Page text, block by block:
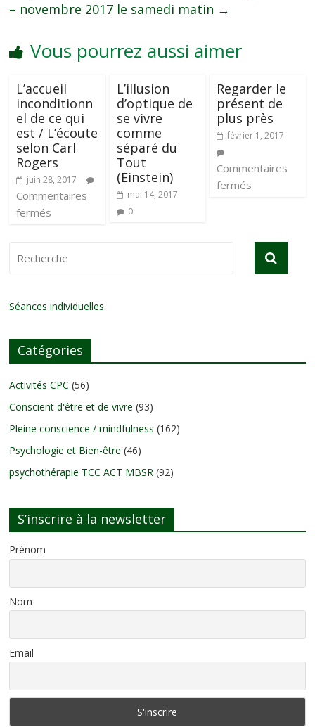
– novembre 2017 le samedi matin →
Vous pourrez aussi aimer
L’accueil
inconditionn
el de ce qui
est / L’écoute
selon Carl
Rogers
juin 28, 2017
Commentaires
fermés
L’illusion
d’optique de
se vivre
comme
séparé du
Tout
(Einstein)
mai 14, 2017
0
Regarder le
présent de
plus près
février 1, 2017
Commentaires
fermés
Séances individuelles
Catégories
Activités CPC (56)
Conscient d'être et de vivre (93)
Pleine conscience / mindfulness (162)
Psychologie et Bien-être (46)
psychothérapie TCC ACT MBSR (92)
S’inscrire à la newsletter
Prénom
Nom
Email